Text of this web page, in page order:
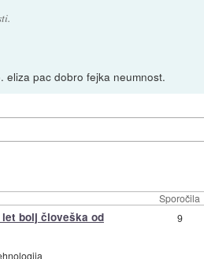
eliza pac dobro fejka neumnost.
Sporočila
bolj človeška od 9